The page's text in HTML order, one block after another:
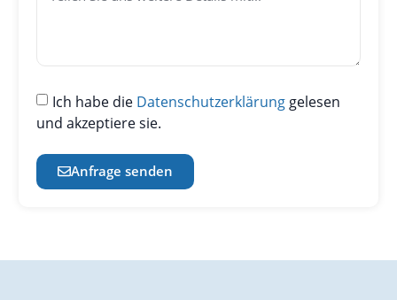
Ich habe die Datenschutzerklärung gelesen
und akzeptiere sie.
Anfrage senden